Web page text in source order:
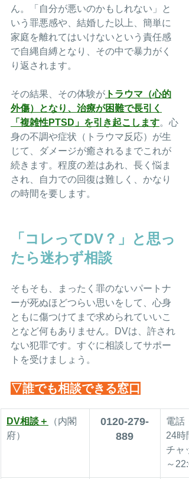
ん。「自分が悪いのかもしれない」と
いう罪悪感や、結婚した以上、簡単に
家庭を離れてはいけないという責任感
で自縄自縛となり、その中で暴力がく
り返されます。
その結果、その体験が トラウマ（心的
外傷）となり、治療が困難で長引く
「複雑性PTSD」を引き起こします。心
身の不調や症状（トラウマ反応）が生
じて、ダメージが癒されるまでこれが
続きます。程度の差はあれ、長く悩ま
され、自力での回復は難しく、かなり
の時間を要します。
「コレってDV？」と思っ
たら迷わず相談
そもそも、まったく罪のないパートナ
ーが死ぬほどつらい思いをして、心身
ともに傷つけてまで求められていいこ
となど何もありません。DVは、許され
ない犯罪です。すぐに相談してサポー
トを受けましょう。
▽誰でも相談できる窓口
DV相談＋
（内閣
府）
0120-279-
889
電話
24時
チャ
～